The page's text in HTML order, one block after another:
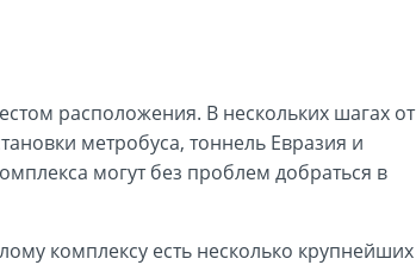
расположения. В нескольких шагах от
метробуса, тоннель Евразия и
могут без проблем добраться в
комплексу есть несколько крупнейших